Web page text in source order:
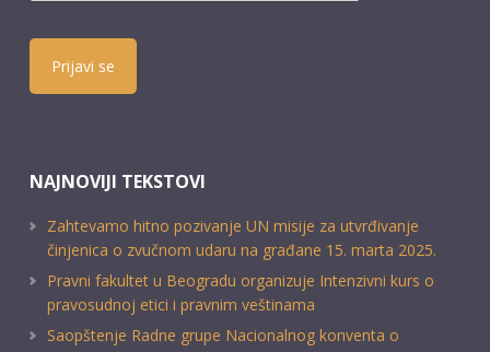
Prijavi se
NAJNOVIJI TEKSTOVI
Zahtevamo hitno pozivanje UN misije za utvrđivanje
činjenica o zvučnom udaru na građane 15. marta 2025.
Pravni fakultet u Beogradu organizuje Intenzivni kurs o
pravosudnoj etici i pravnim veštinama
Saopštenje Radne grupe Nacionalnog konventa o